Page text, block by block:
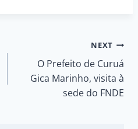
NEXT
O Prefeito de Curuá
Gica Marinho, visita à
sede do FNDE